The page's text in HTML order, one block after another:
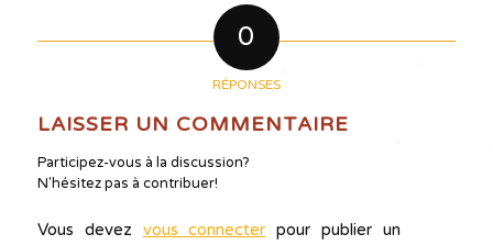
0
RÉPONSES
LAISSER UN COMMENTAIRE
Participez-vous à la discussion?
N'hésitez pas à contribuer!
Vous devez vous connecter pour publier un